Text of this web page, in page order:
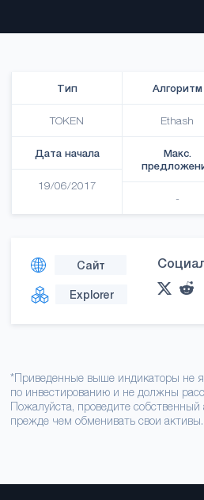
Тип
TOKEN
Алгоритм
Ethash
Дата начала
19/06/2017
Макс.
-
Сайт
Explorer
*Приведенные выше индикаторы не
по инвестированию и не должны
Пожалуйста, проведите собственный
прежде чем обменивать свои активы.